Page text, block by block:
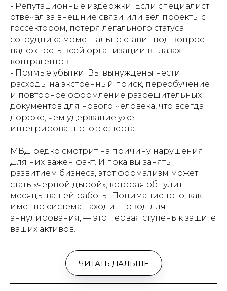
- Репутационные издержки. Если специалист
отвечал за внешние связи или вел проекты с
госсектором, потеря легального статуса
сотрудника моментально ставит под вопрос
надежность всей организации в глазах
контрагентов.
- Прямые убытки. Вы вынуждены нести
расходы на экстренный поиск, переобучение
и повторное оформление разрешительных
документов для нового человека, что всегда
дороже, чем удержание уже
интегрированного эксперта.
МВД редко смотрит на причину нарушения.
Для них важен факт. И пока вы заняты
развитием бизнеса, этот формализм может
стать «черной дырой», которая обнулит
месяцы вашей работы. Понимание того, как
именно система находит повод для
аннулирования, — это первая ступень к защите
ваших активов.
ЧИТАТЬ ДАЛЬШЕ